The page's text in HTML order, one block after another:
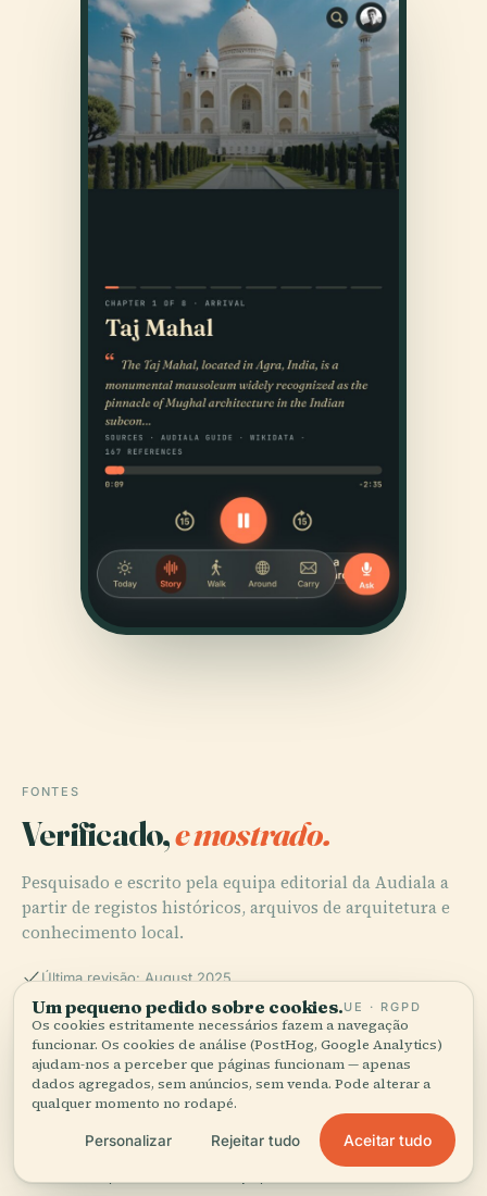
FONTES
Verificado,e mostrado.
Pesquisado e escrito pela equipa editorial da Audiala a
partir de registos históricos, arquivos de arquitetura e
conhecimento local.
Última revisão: August 2025
Exploring the Old Bishop’s Palace in Oslo: Architecture,
Visiting Hours, and Historical Insights, 2025
Visiting the Old Bishop’s Palace in Oslo: History,
Um pequeno pedido sobre cookies.UE · RGPD
Os cookies estritamente necessários fazem a navegação
funcionar. Os cookies de análise (PostHog, Google Analytics)
ajudam-nos a perceber que páginas funcionam — apenas
dados agregados, sem anúncios, sem venda. Pode alterar a
qualquer momento no rodapé.
Personalizar Rejeitar tudo Aceitar tudo